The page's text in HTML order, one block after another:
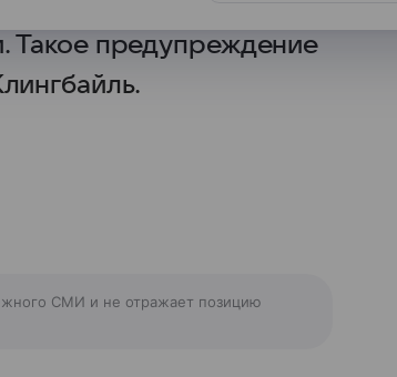
Такое предупреждение
СМИ и не отражает позицию